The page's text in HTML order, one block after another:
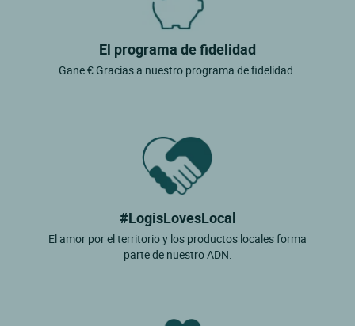
El programa de fidelidad
Gane € Gracias a nuestro programa de fidelidad.
#LogisLovesLocal
El amor por el territorio y los productos locales forma
parte de nuestro ADN.